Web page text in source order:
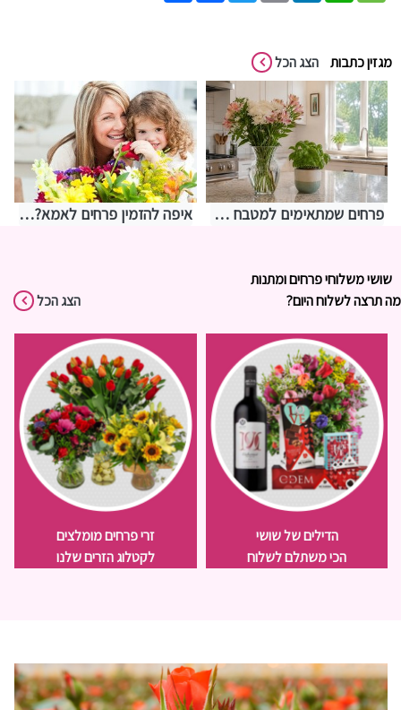
מגזין כתבות הצג הכל
פרחים שמתאימים למטבח – איך לבחור משהו שמחזיק מעמד בתנאים מאתגרים איפה להזמין פרחים לאמא? אצלנו בחנות שושי רגעים של פרחים
שושי משלוחי פרחים ומתנות
מה תרצה לשלוח היום?
הצג הכל
הדילים של שושי
הכי משתלם לשלוח
זרי פרחים מומלצים
לקטלוג הזרים שלנו